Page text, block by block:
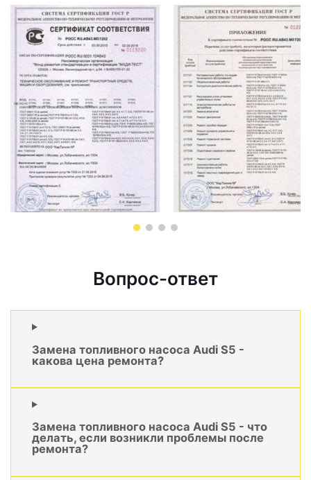
Вопрос-ответ
Замена топливного насоса Audi S5 -
какова цена ремонта?
Замена топливного насоса Audi S5 - что
делать, если возникли проблемы после
ремонта?